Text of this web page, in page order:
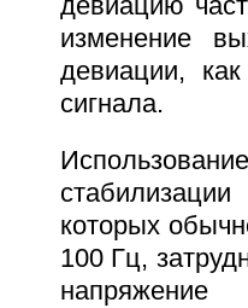
девиацию
изменение
девиации,
сигнала.
которых
100 Гц,